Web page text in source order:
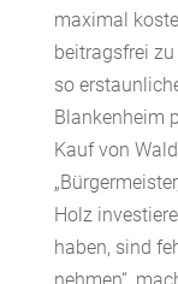
maximal
beitragsfrei
so
Blankenheim
Kauf von
Holz
haben, sind